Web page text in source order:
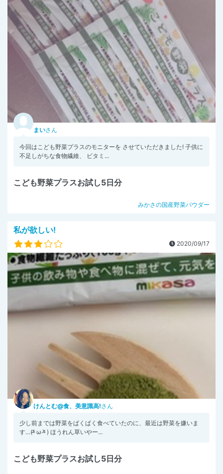
まいさん
今回はこども野菜プラスのモニターを させていただきました! 子供に
不足しがちな食物繊維、 ビタミ...
こども野菜プラスお試し5日分
みかさの国産野菜パウダー
私が欲しい!
2020/09/17
けんとむ@食、美意識高!さん
少し前までは野菜をぱくぱく食べていたのに、最近は野菜を嫌いま
す…(˃̶᷄ ω ˂̶᷅ ) ほうれん草いやー...
こども野菜プラスお試し5日分